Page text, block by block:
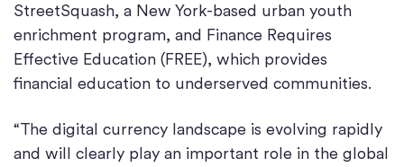
StreetSquash, a New York-based urban youth
enrichment program, and Finance Requires
Effective Education (FREE), which provides
financial education to underserved communities.
“The digital currency landscape is evolving rapidly
and will clearly play an important role in the global